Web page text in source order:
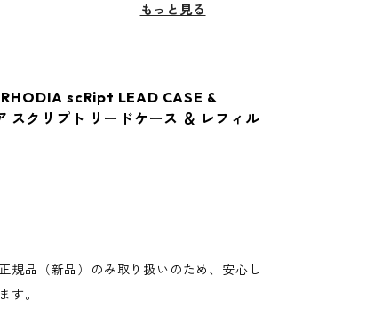
もっと見る
RHODIA scRipt LEAD CASE &
スクリプト リードケース ＆ レフィル
規品（新品）のみ取り扱いのため、安心し
す。